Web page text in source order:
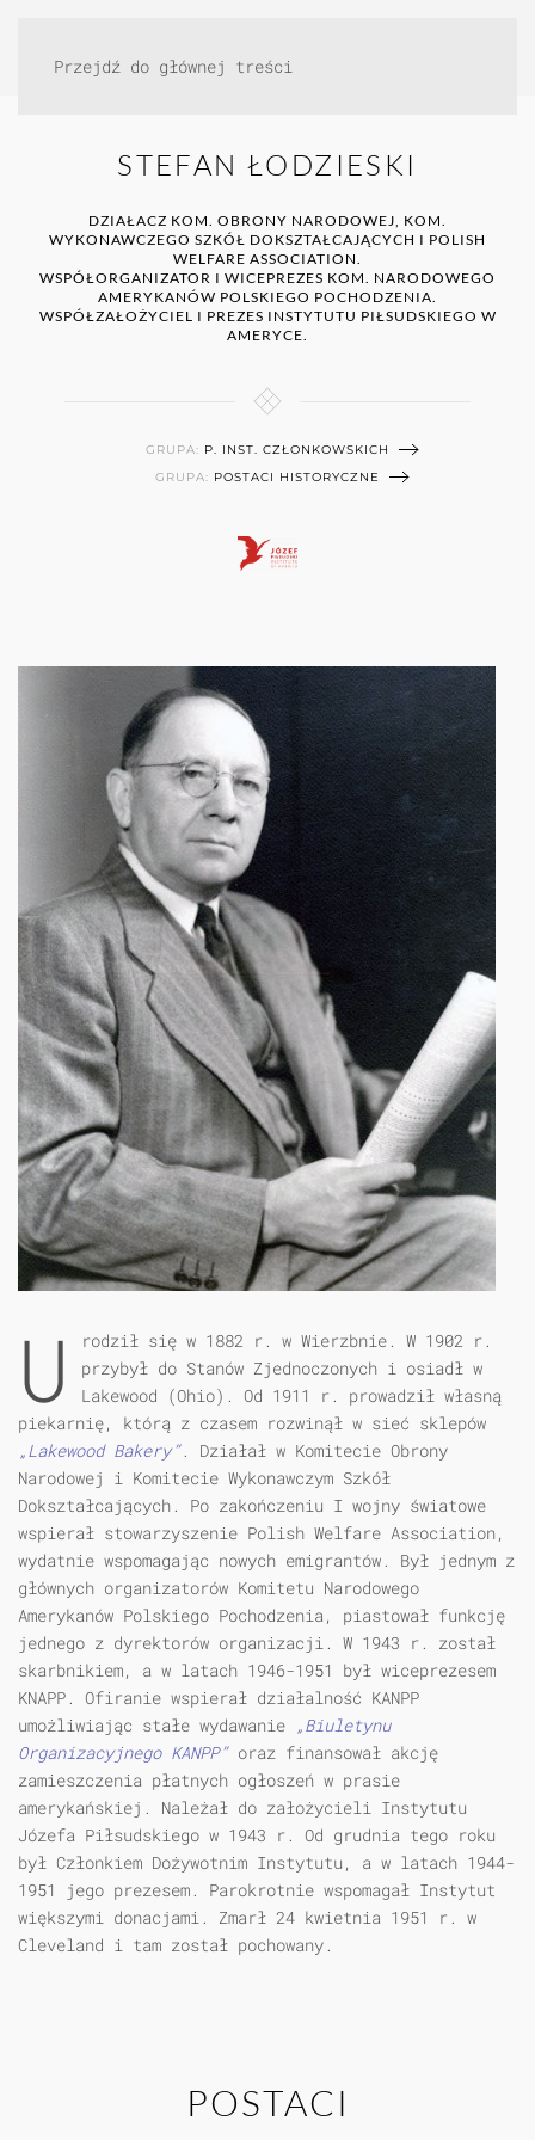
Przejdź do głównej treści
STEFAN ŁODZIESKI
DZIAŁACZ KOM. OBRONY NARODOWEJ, KOM.
WYKONAWCZEGO SZKÓŁ DOKSZTAŁCAJĄCYCH I POLISH
WELFARE ASSOCIATION.
WSPÓŁORGANIZATOR I WICEPREZES KOM. NARODOWEGO
AMERYKANÓW POLSKIEGO POCHODZENIA.
WSPÓŁZAŁOŻYCIEL I PREZES INSTYTUTU PIŁSUDSKIEGO W
AMERYCE.
GRUPA: P. INST. CZŁONKOWSKICH
GRUPA: POSTACI HISTORYCZNE
U
rodził się w 1882 r. w Wierzbnie. W 1902 r.
przybył do Stanów Zjednoczonych i osiadł w
Lakewood (Ohio). Od 1911 r. prowadził własną
piekarnię, którą z czasem rozwinął w sieć sklepów
„Lakewood Bakery”. Działał w Komitecie Obrony
Narodowej i Komitecie Wykonawczym Szkół
Dokształcających. Po zakończeniu I wojny światowe
wspierał stowarzyszenie Polish Welfare Association,
wydatnie wspomagając nowych emigrantów. Był jednym z
głównych organizatorów Komitetu Narodowego
Amerykanów Polskiego Pochodzenia, piastował funkcję
jednego z dyrektorów organizacji. W 1943 r. został
skarbnikiem, a w latach 1946-1951 był wiceprezesem
KNAPP. Ofiranie wspierał działalność KANPP
umożliwiając stałe wydawanie „Biuletynu
Organizacyjnego KANPP”oraz finansował akcję
zamieszczenia płatnych ogłoszeń w prasie
amerykańskiej. Należał do założycieli Instytutu
Józefa Piłsudskiego w 1943 r. Od grudnia tego roku
był Członkiem Dożywotnim Instytutu, a w latach 1944-
1951 jego prezesem. Parokrotnie wspomagał Instytut
większymi donacjami. Zmarł 24 kwietnia 1951 r. w
Cleveland i tam został pochowany.
POSTACI